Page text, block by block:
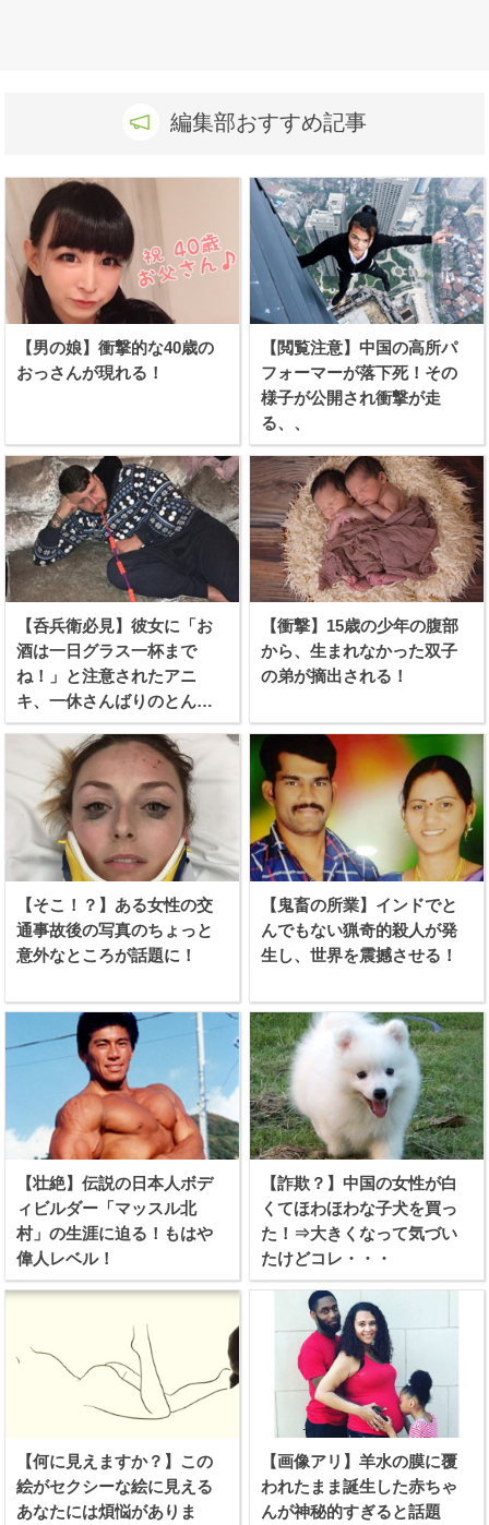
編集部おすすめ記事
【男の娘】衝撃的な40歳の
おっさんが現れる！
【閲覧注意】中国の高所パ
フォーマーが落下死！その
様子が公開され衝撃が走
る、、
【呑兵衛必見】彼女に「お
酒は一日グラス一杯まで
ね！」と注意されたアニ
キ、一休さんばりのとんち
を利かせる！
【衝撃】15歳の少年の腹部
から、生まれなかった双子
の弟が摘出される！
【そこ！？】ある女性の交
通事故後の写真のちょっと
意外なところが話題に！
【鬼畜の所業】インドでと
んでもない猟奇的殺人が発
生し、世界を震撼させる！
【壮絶】伝説の日本人ボデ
ィビルダー「マッスル北
村」の生涯に迫る！もはや
偉人レベル！
【詐欺？】中国の女性が白
くてほわほわな子犬を買っ
た！⇒大きくなって気づい
たけどコレ・・・
【何に見えますか？】この
絵がセクシーな絵に見える
あなたには煩悩がありま
【画像アリ】羊水の膜に覆
われたまま誕生した赤ちゃ
んが神秘的すぎると話題